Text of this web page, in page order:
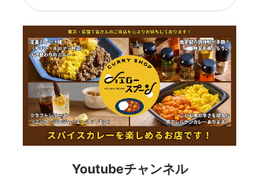
Youtubeチャンネル